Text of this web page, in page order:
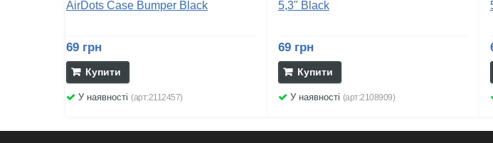
AirDots Case Bumper Black
69 грн
Купити
У наявності (арт:2112457)
5,3" Black
69 грн
Купити
У наявності (арт:2108909)